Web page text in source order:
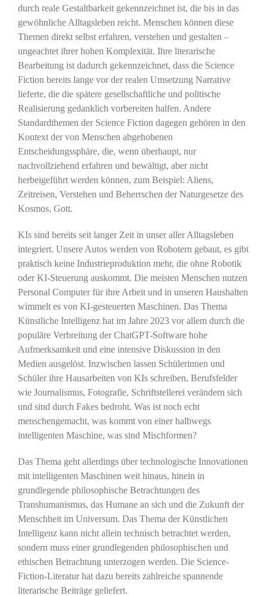
durch reale Gestaltbarkeit gekennzeichnet ist, die bis in das
gewöhnliche Alltagsleben reicht. Menschen können diese
Themen direkt selbst erfahren, verstehen und gestalten –
ungeachtet ihrer hohen Komplexität. Ihre literarische
Bearbeitung ist dadurch gekennzeichnet, dass die Science
Fiction bereits lange vor der realen Umsetzung Narrative
lieferte, die die spätere gesellschaftliche und politische
Realisierung gedanklich vorbereiten halfen. Andere
Standardthemen der Science Fiction dagegen gehören in den
Kontext der von Menschen abgehobenen
Entscheidungssphäre, die, wenn überhaupt, nur
nachvollziehend erfahren und bewältigt, aber nicht
herbeigeführt werden können, zum Beispiel: Aliens,
Zeitreisen, Verstehen und Beherrschen der Naturgesetze des
Kosmos, Gott.
KIs sind bereits seit langer Zeit in unser aller Alltagsleben
integriert. Unsere Autos werden von Robotern gebaut, es gibt
praktisch keine Industrieproduktion mehr, die ohne Robotik
oder KI-Steuerung auskommt. Die meisten Menschen nutzen
Personal Computer für ihre Arbeit und in unseren Haushalten
wimmelt es von KI-gesteuerten Maschinen. Das Thema
Künstliche Intelligenz hat im Jahre 2023 vor allem durch die
populäre Verbreitung der ChatGPT-Software hohe
Aufmerksamkeit und eine intensive Diskussion in den
Medien ausgelöst. Inzwischen lassen Schülerinnen und
Schüler ihre Hausarbeiten von KIs schreiben, Berufsfelder
wie Journalismus, Fotografie, Schriftstellerei verändern sich
und sind durch Fakes bedroht. Was ist noch echt
menschengemacht, was kommt von einer halbwegs
intelligenten Maschine, was sind Mischformen?
Das Thema geht allerdings über technologische Innovationen
mit intelligenten Maschinen weit hinaus, hinein in
grundlegende philosophische Betrachtungen des
Transhumanismus, das Humane an sich und die Zukunft der
Menschheit im Universum. Das Thema der Künstlichen
Intelligenz kann nicht allein technisch betrachtet werden,
sondern muss einer grundlegenden philosophischen und
ethischen Betrachtung unterzogen werden. Die Science-
Fiction-Literatur hat dazu bereits zahlreiche spannende
literarische Beiträge geliefert.